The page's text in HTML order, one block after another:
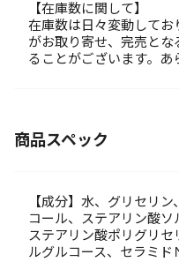
【在庫数に関して】
在庫数は日々変動して
がお取り寄せ、完売と
ることがございます。あ
商品スペック
【成分】水、グリセリ
コール、ステアリン酸ソ
ステアリン酸ポリグリ
ルグルコース、セラミ